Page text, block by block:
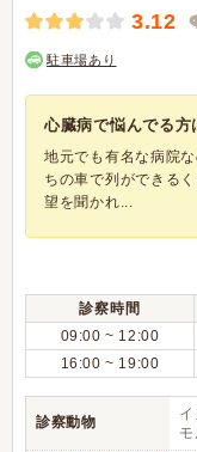
3.12
駐車場あり
心臓病で悩んでる方
地元でも有名な病院
ちの車で列ができる
望を聞かれ...
診察時間
09:00 ~ 12:00
16:00 ~ 19:00
診察動物